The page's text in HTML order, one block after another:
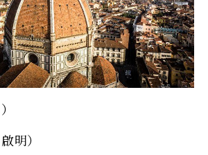
明）